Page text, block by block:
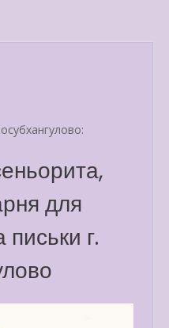
для
письки г.